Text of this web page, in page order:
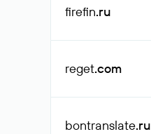
firefin.ru
reget.com
bontranslate.ru